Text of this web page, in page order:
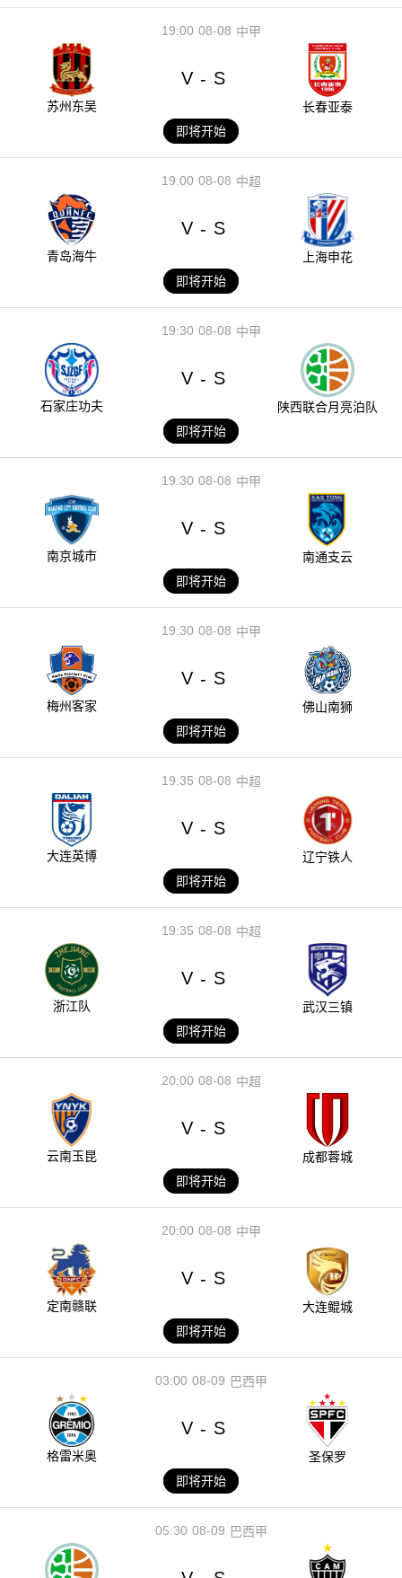
08-08
19:00 中甲
苏州东吴
V - S
长春亚泰
即将开始
08-08
19:00 中超
青岛海牛
V - S
上海申花
即将开始
08-08
19:30 中甲
石家庄功夫
V - S
陕西联合月亮泊队
即将开始
08-08
19:30 中甲
南京城市
V - S
南通支云
即将开始
08-08
19:30 中甲
梅州客家
V - S
佛山南狮
即将开始
08-08
19:35 中超
大连英博
V - S
辽宁铁人
即将开始
08-08
19:35 中超
浙江队
V - S
武汉三镇
即将开始
08-08
20:00 中超
云南玉昆
V - S
成都蓉城
即将开始
08-08
20:00 中甲
定南赣联
V - S
大连鲲城
即将开始
08-09
03:00 巴西甲
格雷米奥
V - S
圣保罗
即将开始
08-09
05:30 巴西甲